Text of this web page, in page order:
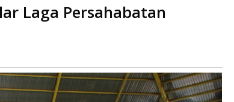
Laga Persahabatan